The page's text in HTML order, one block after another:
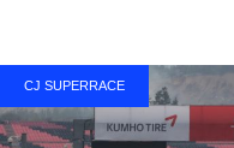
CJ SUPERRACE